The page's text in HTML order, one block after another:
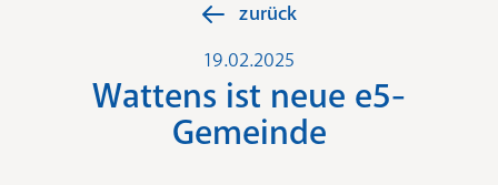
zurück
19.02.2025
Wattens ist neue e5-
Gemeinde